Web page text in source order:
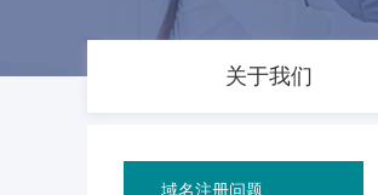
关于我们
域名注册问题